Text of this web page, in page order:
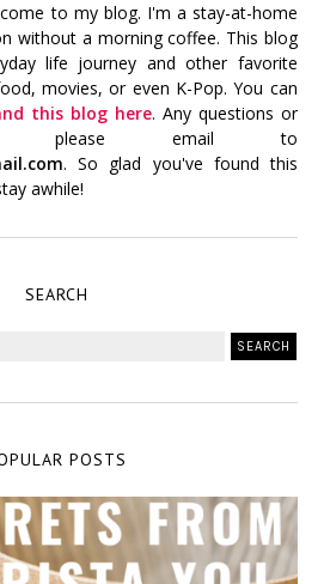
to my blog. I'm a stay-at-home
without a morning coffee. This blog
life journey and other favorite
movies, or even K-Pop. You can
this blog here. Any questions or
please email to
. So glad you've found this
awhile!
SEARCH
POSTS